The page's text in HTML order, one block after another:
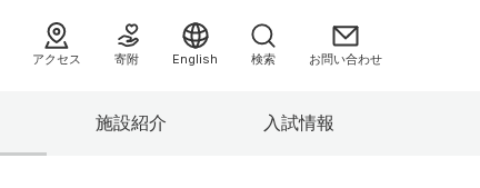
施設紹介 入試情報
アクセス 寄附 English お問い合わせ
検索